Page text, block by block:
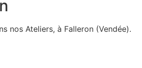
nos Ateliers, à Falleron (Vendée).